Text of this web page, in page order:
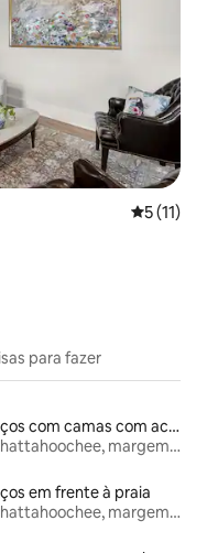
5 (11)
para fazer
Espaços com camas com acessos adaptados em altura
Rio Chattahoochee, margem da Geórgia
em frente à praia
Rio Chattahoochee, margem da Geórgia